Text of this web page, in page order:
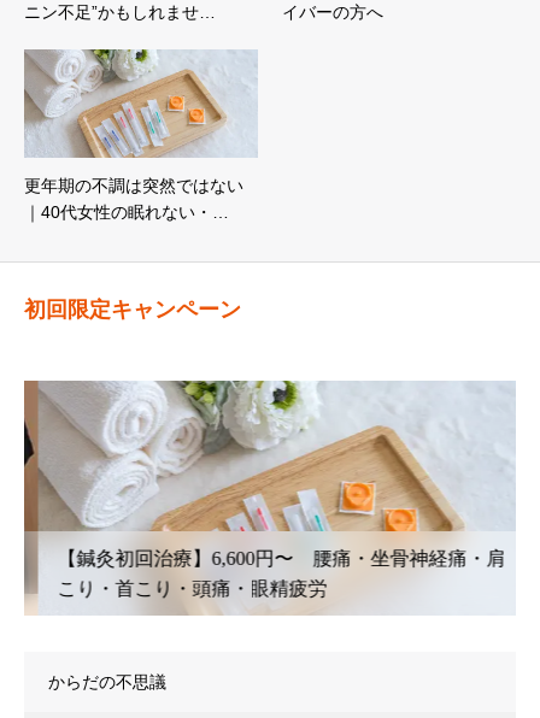
ニン不足”かもしれませ…
イバーの方へ
更年期の不調は突然ではない
｜40代女性の眠れない・…
初回限定キャンペーン
【鍼灸初回治療】6,600円〜 腰痛・坐骨神経痛・肩
こり・首こり・頭痛・眼精疲労
からだの不思議